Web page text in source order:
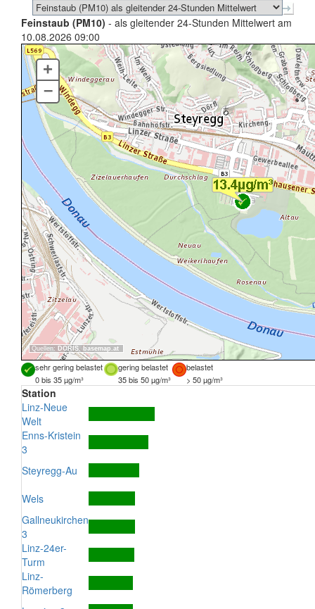
Feinstaub (PM10) - als gleitender 24-Stunden Mittelwert am
10.08.2026 09:00
Quellen: DORIS, basemap.at
+
–
sehr gering belastet gering belastet
belastet
0 bis 35 µg/m³
35 bis 50 µg/m³ > 50 µg/m³
Station
Linz-Neue
Welt
Enns-Kristein
3
Steyregg-Au
Wels
Gallneukirchen
3
Linz-24er-
Turm
Linz-
Römerberg